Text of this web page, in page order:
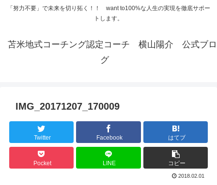
「努力不要」で未来を切り拓く！！ want to100%な人生の実現を徹底サポー
トします。
苫米地式コーチング認定コーチ 横山陽介 公式ブロ
グ
IMG_20171207_170009
Twitter Facebook はてブ
Pocket LINE コピー
2018.02.01